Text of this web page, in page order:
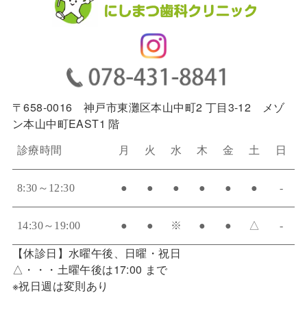
〒658-0016 神戸市東灘区本山中町2 丁目3-12 メゾ
ン本山中町EAST1 階
診療時間 月 火 水 木 金 土 日
8:30～12:30 ● ● ● ● ● ● -
14:30～19:00 ● ● ※ ● ● △ -
【休診日】水曜午後、日曜・祝日
△・・・土曜午後は17:00 まで
※祝日週は変則あり